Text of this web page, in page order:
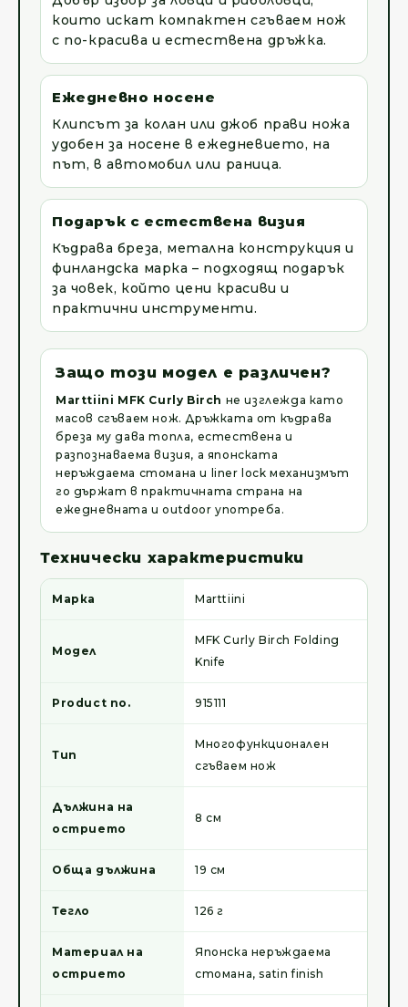
които искат компактен сгъваем нож
с по-красива и естествена дръжка.
Ежедневно носене
Клипсът за колан или джоб прави ножа
удобен за носене в ежедневието, на
път, в автомобил или раница.
Подарък с естествена визия
Къдрава бреза, метална конструкция и
финландска марка – подходящ подарък
за човек, който цени красиви и
практични инструменти.
Защо този модел е различен?
Marttiini MFK Curly Birch не изглежда като
масов сгъваем нож. Дръжката от къдрава
бреза му дава топла, естествена и
разпознаваема визия, а японската
неръждаема стомана и liner lock механизмът
го държат в практичната страна на
ежедневната и outdoor употреба.
Технически характеристики
Марка Marttiini
Модел
MFK Curly Birch Folding
Knife
Product no. 915111
Тип
Многофункционален
сгъваем нож
Дължина на
острието
8 см
Обща дължина 19 см
Тегло 126 г
Материал на
острието
Японска неръждаема
стомана, satin finish